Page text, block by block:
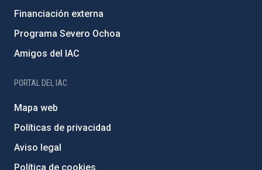
Financiación externa
Programa Severo Ochoa
Amigos del IAC
PORTAL DEL IAC
Mapa web
Políticas de privacidad
Aviso legal
Política de cookies